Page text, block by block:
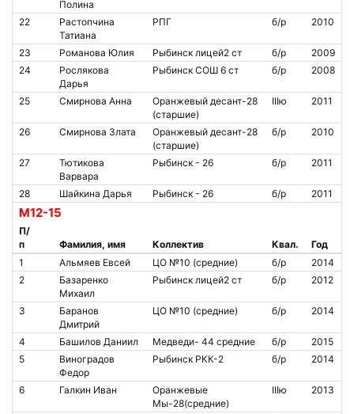
Полина
22
Растопчина
Татиана
РПГ б/р 2010
23 Романова Юлия Рыбинск лицей2 ст б/р
2009
24
Рослякова
Дарья
Рыбинск СОШ 6 ст б/р 2008
25 Смирнова Анна
Оранжевый десант-28
(старшие)
IIIю 2011
26 Смирнова Злата
Оранжевый десант-28
(старшие)
б/р 2010
27
Тютикова
Варвара
Рыбинск - 26 б/р 2011
28 Шайкина Дарья Рыбинск - 26 б/р 2011
М12-15
П/
п
Фамилия, имя Коллектив Квал.
Год
1
Альмяев Евсей ЦО №10 (средние) б/р
2014
2
Базаренко
Михаил
Рыбинск лицей2 ст б/р 2012
3
Баранов
Дмитрий
ЦО №10 (средние) б/р 2014
4 Башилов Даниил Медведи- 44 средние б/р
2015
5
Виноградов
Федор
Рыбинск РКК-2 б/р 2014
6 Галкин Иван
Оранжевые
Мы-28(средние)
IIIю 2013